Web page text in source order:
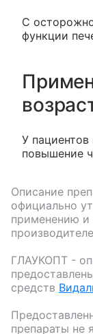
С
функции
У
повышение
Описание
официально
применению и
ГЛАУКОПТ -
средств
препараты не